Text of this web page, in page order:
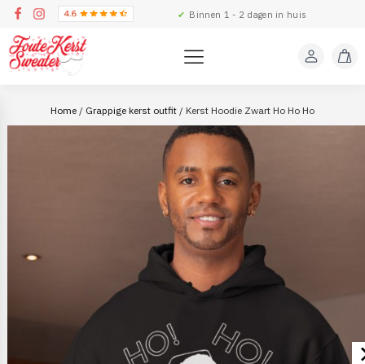
✔ Binnen 1 - 2 dagen in huis
Home / Grappige kerst outfit / Kerst Hoodie Zwart Ho Ho Ho